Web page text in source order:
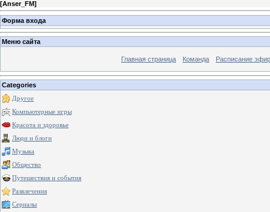
[Anser_FM]
Форма входа
Меню сайта
Главная страница Команда Расписание
Categories
Другое
Компьютерные игры
Красота и здоровье
Люди и блоги
Музыка
Общество
Путешествия и события
Развлечения
Сериалы